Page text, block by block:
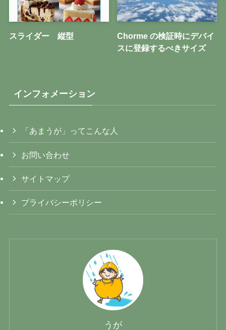
スライダー 縦型
Chorme の検証時にデバイ
スに登録するべきサイズ
インフォメーション
「あまうが」ってこんな人
お問い合わせ
サイトマップ
プライバシーポリシー
うが